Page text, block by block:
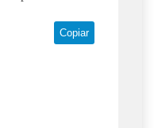
Copiar